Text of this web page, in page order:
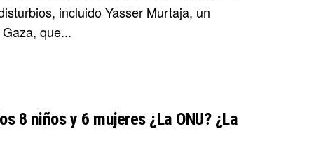
incluido Yasser Murtaja, un
que...
8 niños y 6 mujeres ¿La ONU? ¿La